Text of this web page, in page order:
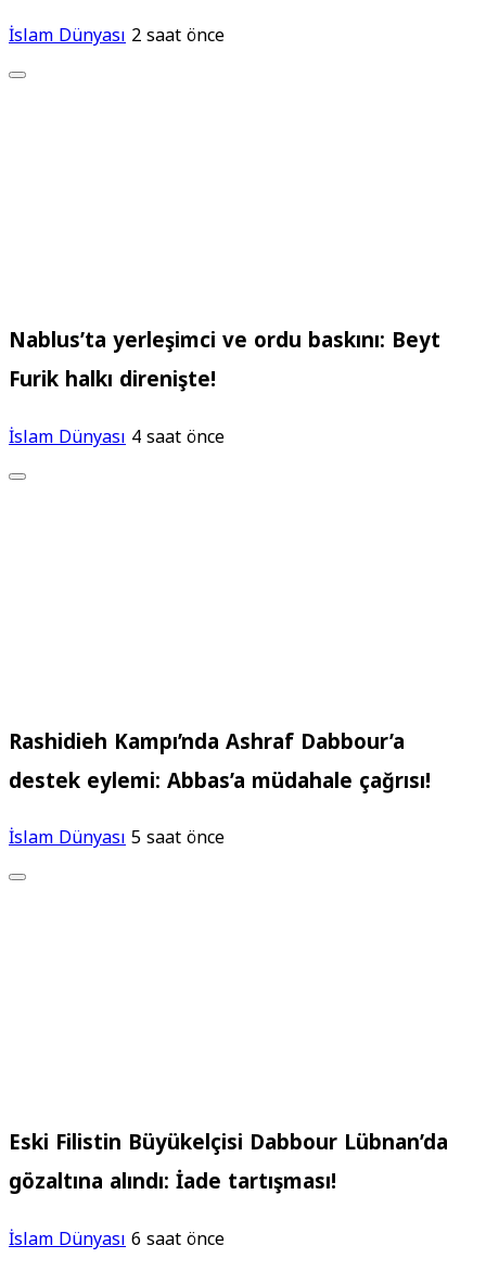
İslam Dünyası2 saat önce
Nablus’ta yerleşimci ve ordu baskını: Beyt
Furik halkı direnişte!
İslam Dünyası4 saat önce
Rashidieh Kampı’nda Ashraf Dabbour’a
destek eylemi: Abbas’a müdahale çağrısı!
İslam Dünyası5 saat önce
Eski Filistin Büyükelçisi Dabbour Lübnan’da
gözaltına alındı: İade tartışması!
İslam Dünyası6 saat önce